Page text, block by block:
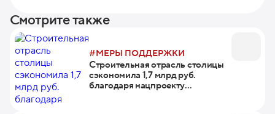
Смотрите также
#МЕРЫ ПОДДЕРЖКИ
Строительная отрасль столицы
сэкономила 1,7 млрд руб.
благодаря нацпроекту